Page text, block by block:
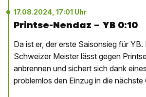
17.08.2024, 17:01 Uhr
Printse-Nendaz – YB 0:10
Da ist er, der erste Saisonsieg für YB.
Schweizer Meister lässt gegen
anbrennen und sichert sich dank
problemlos den Einzug in die nächste